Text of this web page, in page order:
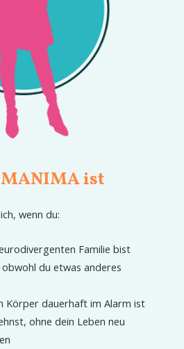
ist
wenn du:
Familie bist
du etwas anderes
Körper dauerhaft im Alarm ist
ohne dein Leben neu